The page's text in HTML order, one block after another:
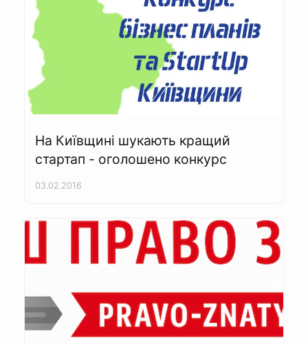
На Київщині шукають кращий
стартап - оголошено конкурс
03.02.2016